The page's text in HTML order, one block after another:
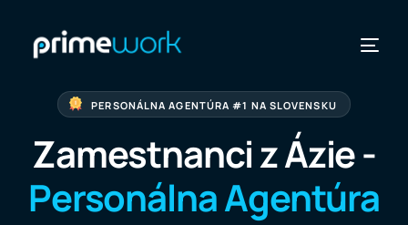
PERSONÁLNA AGENTÚRA #1 NA SLOVENSKU
Zamestnanci z Ázie -
Personálna Agentúra
KRAJINY